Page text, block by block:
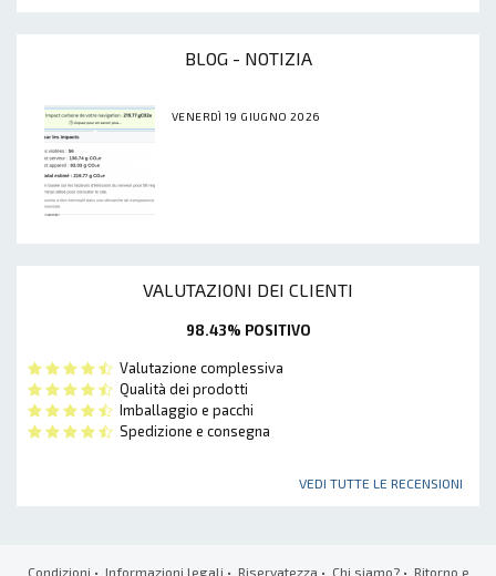
BLOG - NOTIZIA
VENERDÌ 19 GIUGNO 2026
VALUTAZIONI DEI CLIENTI
98.43% POSITIVO
Valutazione complessiva
Qualità dei prodotti
Imballaggio e pacchi
Spedizione e consegna
VEDI TUTTE LE RECENSIONI
Condizioni • Informazioni legali • Riservatezza • Chi siamo?• Ritorno e